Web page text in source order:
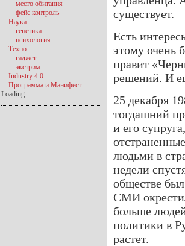
существует.
Есть
этому очень
правит
решений. И
25 декабря
тогдашний
и его
людьми в
недели
обществе
СМИ
больше
политики в
растет.
место обитания
фейс контроль
Наука
генетика
психология
Техно
гаджет
экстрим
Industry 4.0
Программа и Манифест
Loading...